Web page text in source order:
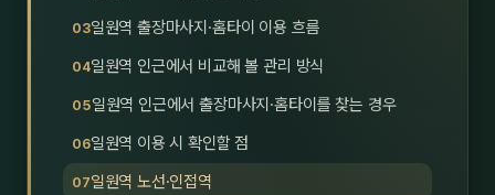
일원역 출장마사지·홈타이 이용 흐름
일원역 인근에서 비교해 볼 관리 방식
일원역 인근에서 출장마사지·홈타이를 찾는 경우
일원역 이용 시 확인할 점
일원역 노선·인접역